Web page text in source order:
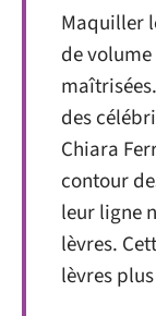
Maquiller
de
des
Chiara
contour
leur ligne
lèvres.
lèvres